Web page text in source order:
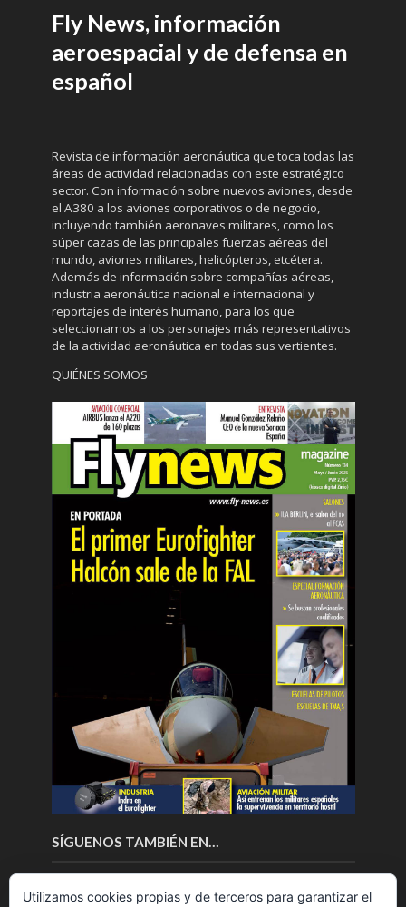
Fly News, información
aeroespacial y de defensa en
español
Revista de información aeronáutica que toca todas las
áreas de actividad relacionadas con este estratégico
sector. Con información sobre nuevos aviones, desde
el A380 a los aviones corporativos o de negocio,
incluyendo también aeronaves militares, como los
súper cazas de las principales fuerzas aéreas del
mundo, aviones militares, helicópteros, etcétera.
Además de información sobre compañías aéreas,
industria aeronáutica nacional e internacional y
reportajes de interés humano, para los que
seleccionamos a los personajes más representativos
de la actividad aeronáutica en todas sus vertientes.
QUIÉNES SOMOS
SÍGUENOS TAMBIÉN EN…
Utilizamos cookies propias y de terceros para garantizar el